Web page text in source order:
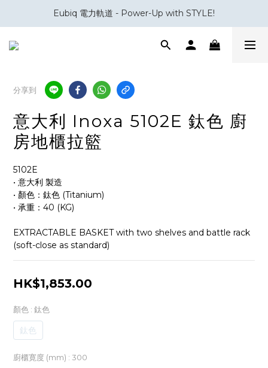
會員積分換領百佳 HK$50 購物禮券
Eubiq 電力軌道 - Power-Up with STYLE!
會員積分換領百佳 HK$50 購物禮券
分享到
意大利 Inoxa 5102E 鈦色 廚
房地櫃拉籃
5102E
• 意大利 製造
• 顏色：鈦色 (Titanium)
• 承重：40 (KG)
EXTRACTABLE BASKET with two shelves and battle rack
(soft-close as standard)
HK$1,853.00
顏色 : 鈦色
鈦色
廚櫃寛度 (mm) : 300